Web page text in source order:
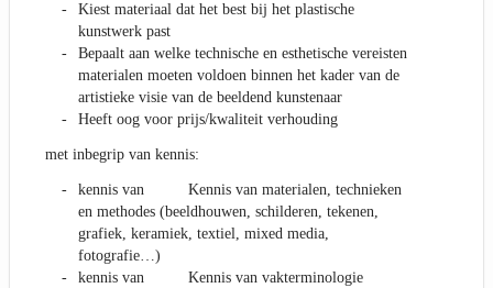
Kiest materiaal dat het best bij het plastische
kunstwerk past
Bepaalt aan welke technische en esthetische vereisten
materialen moeten voldoen binnen het kader van de
artistieke visie van de beeldend kunstenaar
Heeft oog voor prijs/kwaliteit verhouding
met inbegrip van kennis:
kennis van Kennis van materialen, technieken
en methodes (beeldhouwen, schilderen, tekenen,
grafiek, keramiek, textiel, mixed media,
fotografie…)
kennis van Kennis van vakterminologie